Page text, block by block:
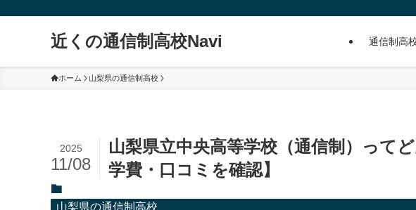
近くの通信制高校Navi 通信制高
ホーム 山梨県の通信制高校
山梨県立中央高等学校（通信制）って
学費・口コミを確認】
2025
11/08
山梨県の通信制高校